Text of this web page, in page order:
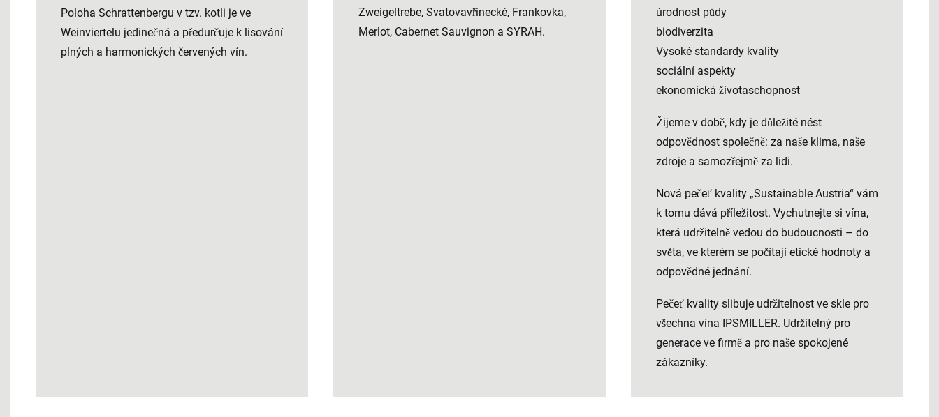
Poloha Schrattenbergu v tzv. kotli je ve
Weinviertelu jedinečná a předurčuje k lisování
plných a harmonických červených vín.
Zweigeltrebe, Svatovavřinecké, Frankovka,
Merlot, Cabernet Sauvignon a SYRAH.
úrodnost půdy
biodiverzita
Vysoké standardy kvality
sociální aspekty
ekonomická životaschopnost
Žijeme v době, kdy je důležité nést
odpovědnost společně: za naše klima, naše
zdroje a samozřejmě za lidi.
Nová pečeť kvality „Sustainable Austria“ vám
k tomu dává příležitost. Vychutnejte si vína,
která udržitelně vedou do budoucnosti – do
světa, ve kterém se počítají etické hodnoty a
odpovědné jednání.
Pečeť kvality slibuje udržitelnost ve skle pro
všechna vína IPSMILLER. Udržitelný pro
generace ve firmě a pro naše spokojené
zákazníky.